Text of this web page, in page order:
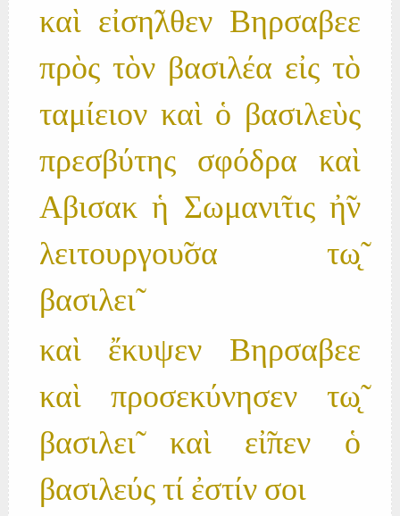
καὶ εἰση̃λθεν Βηρσαβεε
πρὸς τὸν βασιλέα εἰς τὸ
ταμίειον καὶ ὁ βασιλεὺς
πρεσβύτης σφόδρα καὶ
Αβισακ ἡ Σωμανι̃τις ἠ̃ν
λειτουργου̃σα τω̨̃
βασιλει̃
καὶ ἔκυψεν Βηρσαβεε
καὶ προσεκύνησεν τω̨̃
βασιλει̃ καὶ εἰ̃πεν ὁ
βασιλεύς τί ἐστίν σοι